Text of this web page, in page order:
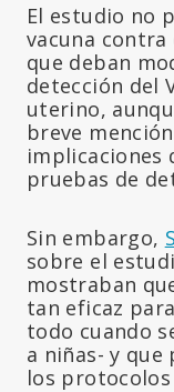
El estudio no
vacuna contra
que deban
detección del
uterino,
breve
implicaciones
pruebas de
Sin embargo,
sobre el
mostraban
tan eficaz
todo cuando
a niñas- y
los